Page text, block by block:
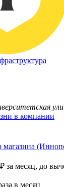
в компании
магазина
₽ за месяц, до
в месяц